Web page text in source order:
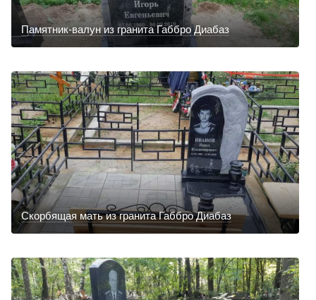
Памятник-валун из гранита Габбро Диабаз
Скорбящая мать из гранита Габбро Диабаз